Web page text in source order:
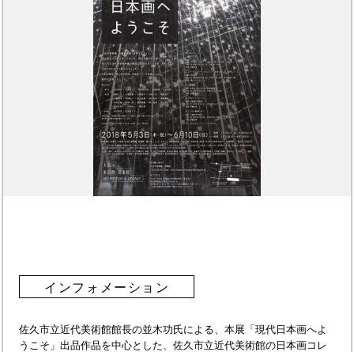
インフォメーション
佐久市立近代美術館館長の並木功氏による、本展「現代日本画へよ
うこそ」出品作品を中心とした、佐久市立近代美術館の日本画コレ